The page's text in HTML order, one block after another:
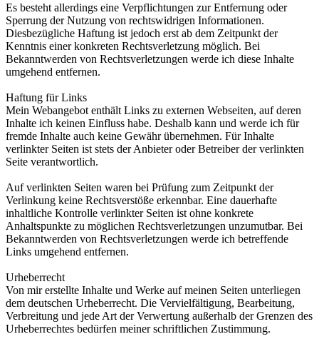
Es besteht allerdings eine Verpflichtungen zur Entfernung oder
Sperrung der Nutzung von rechtswidrigen Informationen.
Diesbezügliche Haftung ist jedoch erst ab dem Zeitpunkt der
Kenntnis einer konkreten Rechtsverletzung möglich. Bei
Bekanntwerden von Rechtsverletzungen werde ich diese Inhalte
umgehend entfernen.
Haftung für Links
Mein Webangebot enthält Links zu externen Webseiten, auf deren
Inhalte ich keinen Einfluss habe. Deshalb kann und werde ich für
fremde Inhalte auch keine Gewähr übernehmen. Für Inhalte
verlinkter Seiten ist stets der Anbieter oder Betreiber der verlinkten
Seite verantwortlich.
Auf verlinkten Seiten waren bei Prüfung zum Zeitpunkt der
Verlinkung keine Rechtsverstöße erkennbar. Eine dauerhafte
inhaltliche Kontrolle verlinkter Seiten ist ohne konkrete
Anhaltspunkte zu möglichen Rechtsverletzungen unzumutbar. Bei
Bekanntwerden von Rechtsverletzungen werde ich betreffende
Links umgehend entfernen.
Urheberrecht
Von mir erstellte Inhalte und Werke auf meinen Seiten unterliegen
dem deutschen Urheberrecht. Die Vervielfältigung, Bearbeitung,
Verbreitung und jede Art der Verwertung außerhalb der Grenzen des
Urheberrechtes bedürfen meiner schriftlichen Zustimmung.